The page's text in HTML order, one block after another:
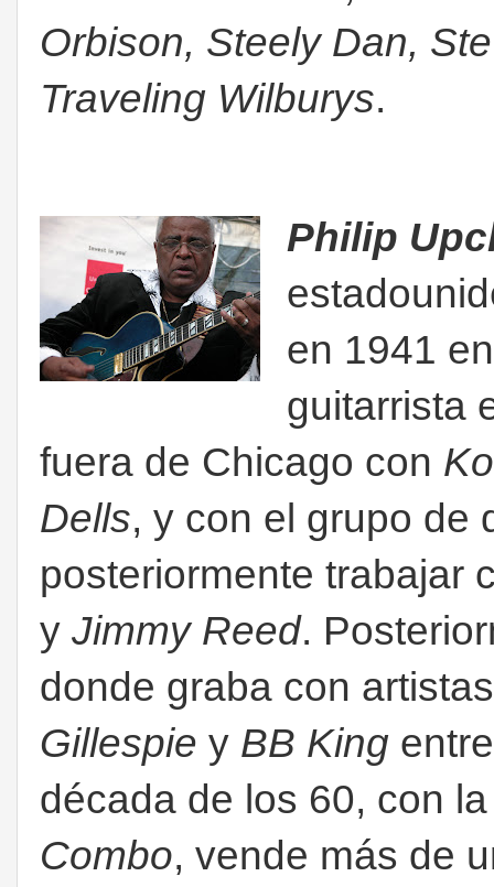
Orbison, Steely Dan,
Traveling Wilburys.
Philip
en 1941
guitarrista
fuera de Chicago con
Dells, y con el grupo de
posteriormente trabajar
y Jimmy Reed.
donde graba con
Gillespie y BB King
década de los 60, con
Combo, vende más de